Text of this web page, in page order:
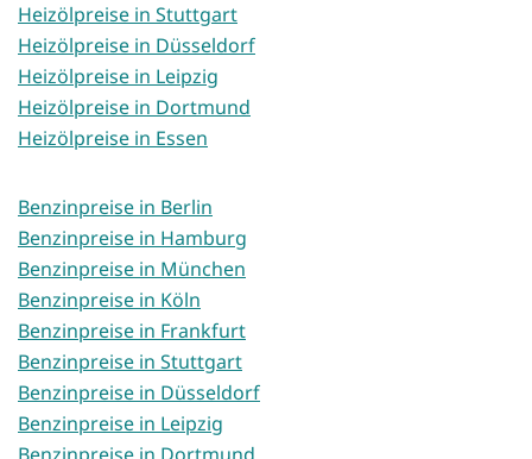
Heizölpreise in Stuttgart
Heizölpreise in Düsseldorf
Heizölpreise in Leipzig
Heizölpreise in Dortmund
Heizölpreise in Essen
Benzinpreise in Berlin
Benzinpreise in Hamburg
Benzinpreise in München
Benzinpreise in Köln
Benzinpreise in Frankfurt
Benzinpreise in Stuttgart
Benzinpreise in Düsseldorf
Benzinpreise in Leipzig